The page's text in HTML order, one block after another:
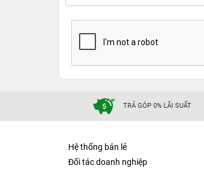
TRẢ GÓP 0% LÃI SUẤT
Hệ thống bán lẻ
Đối tác doanh nghiệp